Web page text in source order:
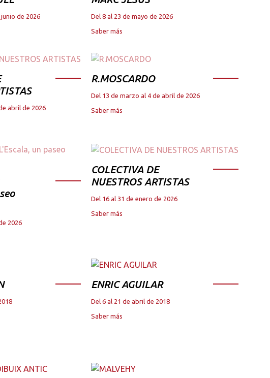
de 2026 Del 8 al 23 de mayo de 2026
Saber más
abril de 2026
R.MOSCARDO
Del 13 de marzo al 4 de abril de 2026
Saber más
2026
COLECTIVA DE
NUESTROS ARTISTAS
Del 16 al 31 de enero de 2026
Saber más
ENRIC AGUILAR
Del 6 al 21 de abril de 2018
Saber más